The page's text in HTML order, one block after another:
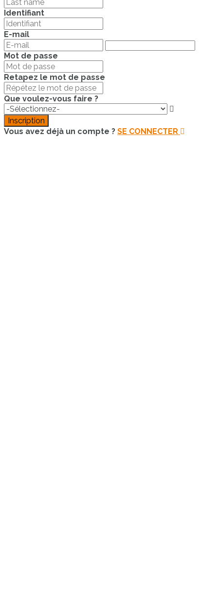
Identifiant
E-mail
Mot de passe
Retapez le mot de passe
Que voulez-vous faire ?
Inscription
Vous avez déjà un compte ? SE CONNECTER